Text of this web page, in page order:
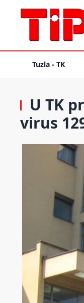
Tuzla - TK
U TK
virus